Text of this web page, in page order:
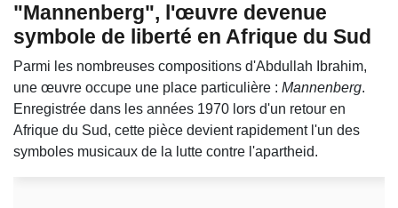
"Mannenberg", l'œuvre devenue
symbole de liberté en Afrique du Sud
Parmi les nombreuses compositions d'Abdullah Ibrahim,
une œuvre occupe une place particulière : Mannenberg.
Enregistrée dans les années 1970 lors d'un retour en
Afrique du Sud, cette pièce devient rapidement l'un des
symboles musicaux de la lutte contre l'apartheid.